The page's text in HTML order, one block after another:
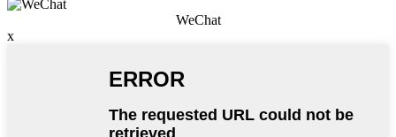
WeChat
x